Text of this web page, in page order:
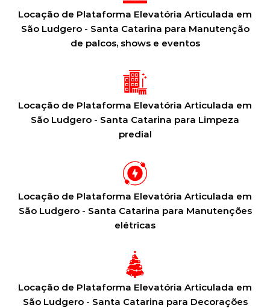
Locação de Plataforma Elevatória Articulada em
São Ludgero - Santa Catarina para Manutenção
de palcos, shows e eventos
Locação de Plataforma Elevatória Articulada em
São Ludgero - Santa Catarina para Limpeza
predial
Locação de Plataforma Elevatória Articulada em
São Ludgero - Santa Catarina para Manutenções
elétricas
Locação de Plataforma Elevatória Articulada em
São Ludgero - Santa Catarina para Decorações